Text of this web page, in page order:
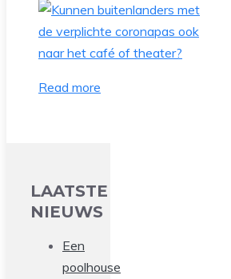
Read more
LAATSTE
NIEUWS
Een
poolhouse